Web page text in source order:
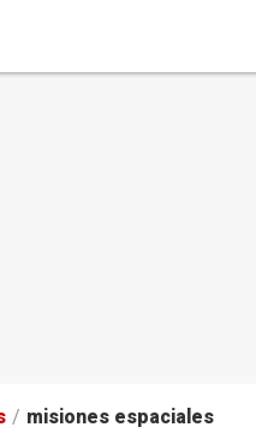
/ misiones espaciales